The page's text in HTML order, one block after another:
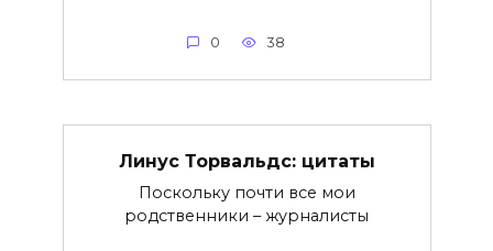
0 38
Линус Торвальдс: цитаты
Поскольку почти все мои
родственники – журналисты